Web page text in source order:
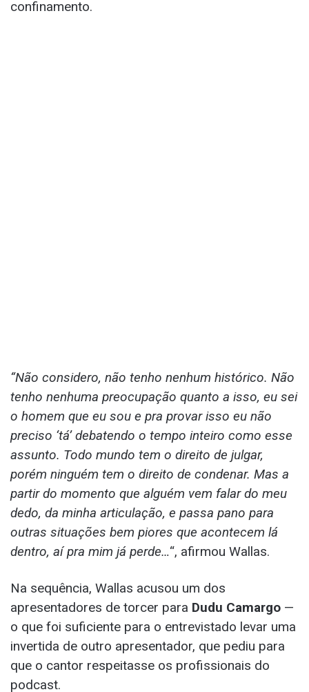
confinamento.
“Não considero, não tenho nenhum histórico. Não
tenho nenhuma preocupação quanto a isso, eu sei
o homem que eu sou e pra provar isso eu não
preciso ‘tá’ debatendo o tempo inteiro como esse
assunto. Todo mundo tem o direito de julgar,
porém ninguém tem o direito de condenar. Mas a
partir do momento que alguém vem falar do meu
dedo, da minha articulação, e passa pano para
outras situações bem piores que acontecem lá
dentro, aí pra mim já perde…“, afirmou Wallas.
Na sequência, Wallas acusou um dos
apresentadores de torcer para Dudu Camargo —
o que foi suficiente para o entrevistado levar uma
invertida de outro apresentador, que pediu para
que o cantor respeitasse os profissionais do
podcast.